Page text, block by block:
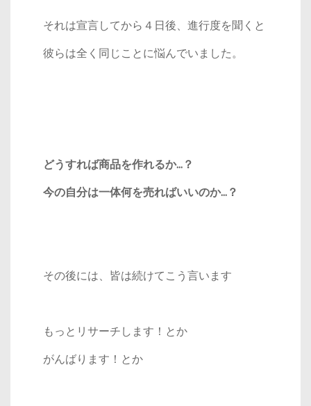
それは宣言してから４日後、進行度を聞くと
彼らは全く同じことに悩んでいました。
どうすれば商品を作れるか…？
今の自分は一体何を売ればいいのか…？
その後には、皆は続けてこう言います
もっとリサーチします！とか
がんばります！とか